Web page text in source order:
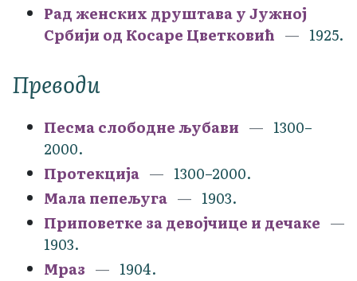
Рад женских друштава у Јужној
Србији од Косаре Цветковић
1925.
Преводи
Песма слободне љубави
1300–
2000.
Протекција
1300–2000.
Мала пепељуга
1903.
Приповетке за девојчице и дечаке
1903.
Мраз
1904.